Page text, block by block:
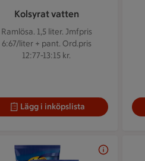
Kolsyrat vatten
Ramlösa. 1,5 liter. Jmfpris
6:67/liter + pant. Ord.pris
12:77-13:15 kr.
Lägg i inköpslista